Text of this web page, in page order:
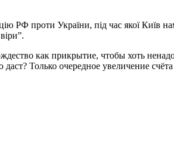
РФ проти України, під час якої Київ
как прикрытие, чтобы хоть
Только очередное увеличение счёта